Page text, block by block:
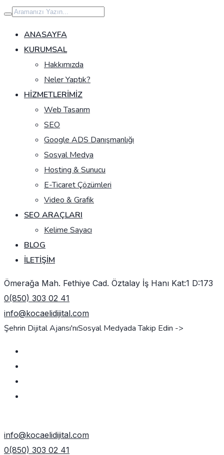
İçeriğe
geç
ANASAYFA
KURUMSAL
Hakkımızda
Neler Yaptık?
HIZMETLERIMIZ
Web Tasarım
SEO
Google ADS Danışmanlığı
Sosyal Medya
Hosting & Sunucu
E-Ticaret Çözümleri
Video & Grafik
SEO ARAÇLARI
Kelime Sayacı
BLOG
İLETIŞIM
Ömerağa Mah. Fethiye Cad. Öztalay İş Hanı Kat:1 D:173
0(850) 303 02 41
info@kocaelidijital.com
Şehrin Dijital Ajansı'nıSosyal Medyada Takip Edin ->
info@kocaelidijital.com
0(850) 303 02 41